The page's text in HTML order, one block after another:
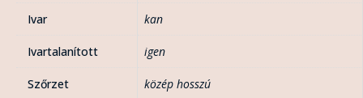
Ivar kan
Ivartalanított igen
Szőrzet közép hosszú